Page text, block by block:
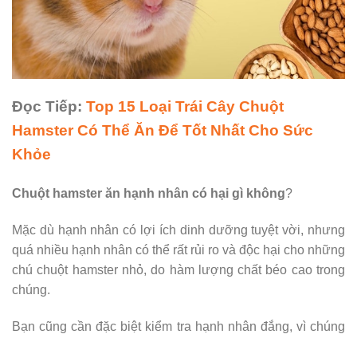
Đọc Tiếp: Top 15 Loại Trái Cây Chuột
Hamster Có Thể Ăn Để Tốt Nhất Cho Sức
Khỏe
Chuột hamster ăn hạnh nhân có hại gì không?
Mặc dù hạnh nhân có lợi ích dinh dưỡng tuyệt vời, nhưng
quá nhiều hạnh nhân có thể rất rủi ro và độc hại cho những
chú chuột hamster nhỏ, do hàm lượng chất béo cao trong
chúng.
Bạn cũng cần đặc biệt kiểm tra hạnh nhân đắng, vì chúng